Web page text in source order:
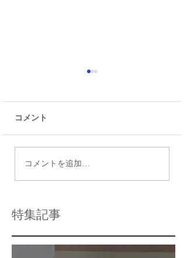
令和9年度都立高校入試
コメント
コメントを追加…
特集記事